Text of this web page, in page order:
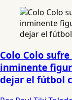
Colo Colo
inminente
dejar el fútbol